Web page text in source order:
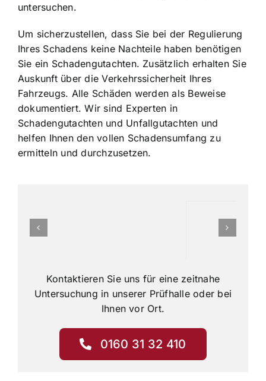
untersuchen.
Um sicherzustellen, dass Sie bei der Regulierung
Ihres Schadens keine Nachteile haben benötigen
Sie ein Schadengutachten. Zusätzlich erhalten Sie
Auskunft über die Verkehrssicherheit Ihres
Fahrzeugs. Alle Schäden werden als Beweise
dokumentiert. Wir sind Experten in
Schadengutachten und Unfallgutachten und
helfen Ihnen den vollen Schadensumfang zu
ermitteln und durchzusetzen.
Untersuchung in unserer Prüfhalle oder bei
Ihnen vor Ort.